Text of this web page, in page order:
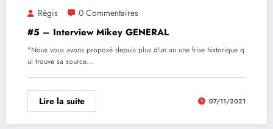
Régis 0 Commentaires
#5 – Interview Mikey GENERAL
"Nous vous avons proposé depuis plus d'un an une frise historique q
ui trouve sa source…
Lire la suite 07/11/2021